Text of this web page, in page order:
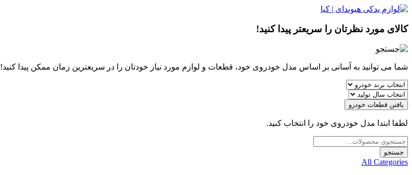
کالای مورد نظرتان را سریعتر پیدا کنید!
شما می توانید به آسانی بر اساس مدل خودروی خود، قطعات و لوازم مورد نیاز خودتان را در سریعترین زمان ممکن پیدا کنید!
یافتن قطعات خودرو
لطفا ابتدا مدل خودروی خود را انتخاب کنید.
Products
search
جستجو
All Categories